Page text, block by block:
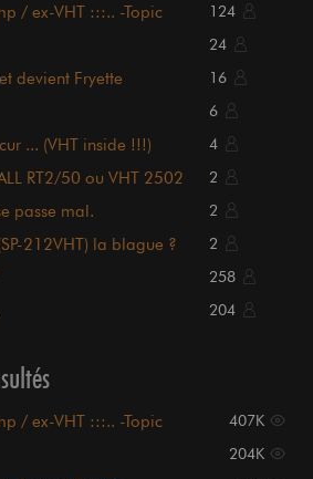
/ ex-VHT :::.. -Topic
124
24
devient Fryette
16
6
... (VHT inside !!!) 4
RT2/50 ou VHT 2502
2
passe mal. 2
212VHT) la blague ? 2
258
204
/ ex-VHT :::.. -Topic
407K
204K